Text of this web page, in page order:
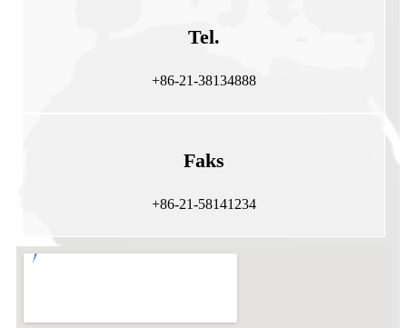
Tel.
+86-21-38134888
Faks
+86-21-58141234